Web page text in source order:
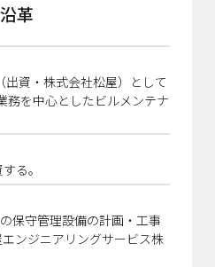
沿革
出資・株式会社松屋）として
務を中心としたビルメンテナ
る。
保守管理設備の計画・工事
ンジニアリングサービス株